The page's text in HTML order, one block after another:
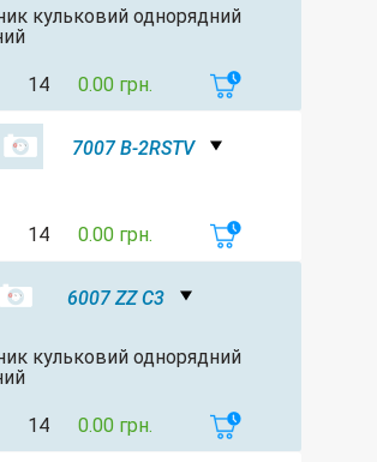
кульковий однорядний
14 0.00 грн.
7007 B-2RSTV
14 0.00 грн.
6007 ZZ C3
кульковий однорядний
14 0.00 грн.